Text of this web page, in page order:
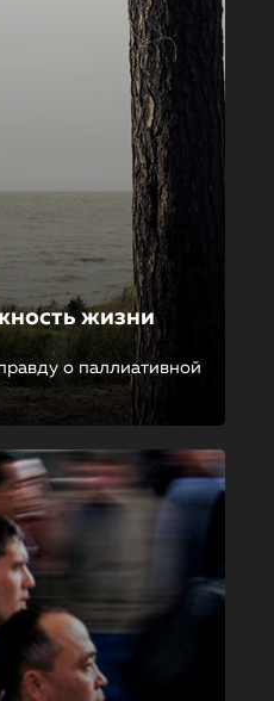
жизни
о паллиативной